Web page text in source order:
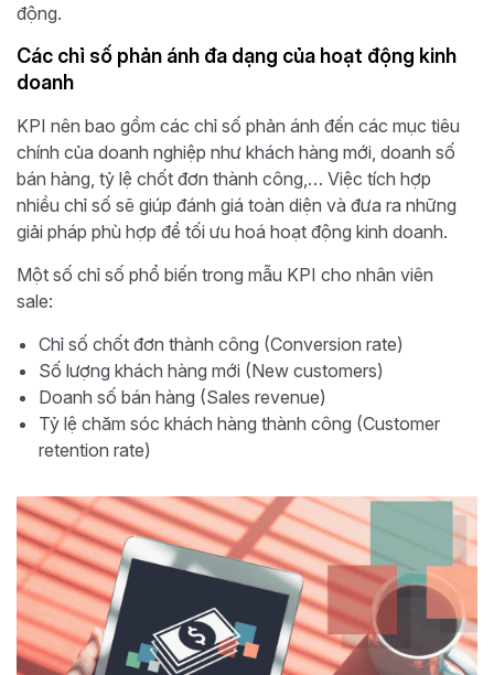
động.
Các chỉ số phản ánh đa dạng của hoạt động kinh
doanh
KPI nên bao gồm các chỉ số phản ánh đến các mục tiêu
chính của doanh nghiệp như khách hàng mới, doanh số
bán hàng, tỷ lệ chốt đơn thành công,… Việc tích hợp
nhiều chỉ số sẽ giúp đánh giá toàn diện và đưa ra những
giải pháp phù hợp để tối ưu hoá hoạt động kinh doanh.
Một số chỉ số phổ biến trong mẫu KPI cho nhân viên
sale:
Chỉ số chốt đơn thành công (Conversion rate)
Số lượng khách hàng mới (New customers)
Doanh số bán hàng (Sales revenue)
Tỷ lệ chăm sóc khách hàng thành công (Customer
retention rate)